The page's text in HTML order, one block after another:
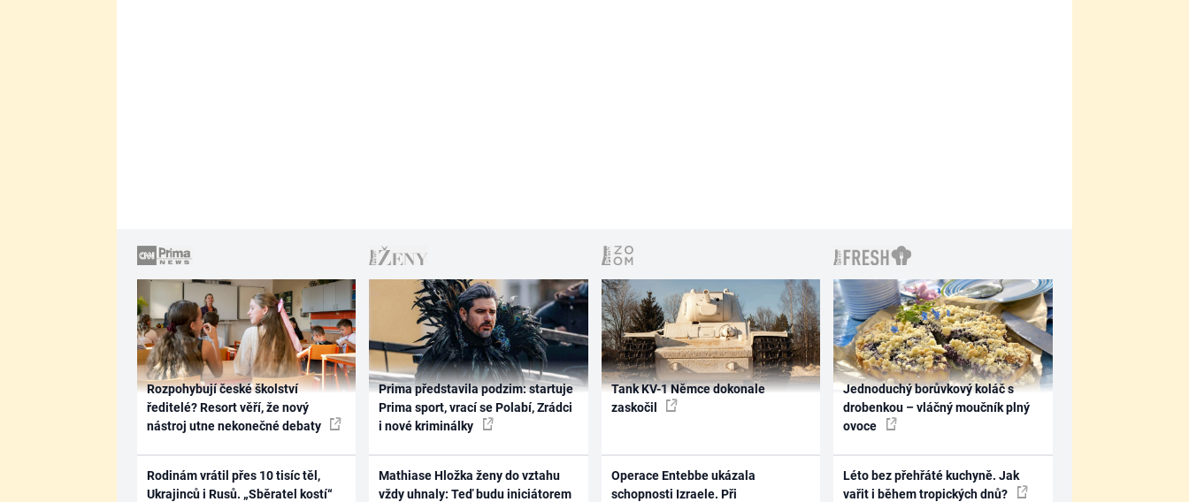
Rozpohybují české školství
ředitelé? Resort věří, že nový
nástroj utne nekonečné debaty
Rodinám vrátil přes 10 tisíc těl,
Ukrajinců i Rusů. „Sběratel kostí“
Prima představila podzim: startuje
Prima sport, vrací se Polabí, Zrádci
i nové kriminálky
Mathiase Hložka ženy do vztahu
vždy uhnaly: Teď budu iniciátorem
Tank KV-1 Němce dokonale
zaskočil
Operace Entebbe ukázala
schopnosti Izraele. Při
Jednoduchý borůvkový koláč s
drobenkou – vláčný moučník plný
ovoce
Léto bez přehřáté kuchyně. Jak
vařit i během tropických dnů?